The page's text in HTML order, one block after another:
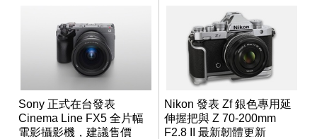
Sony 正式在台發表
Cinema Line FX5 全片幅
電影攝影機，建議售價
Nikon 發表 Zf 銀色專用延
伸握把與 Z 70-200mm
F2.8 II 最新韌體更新